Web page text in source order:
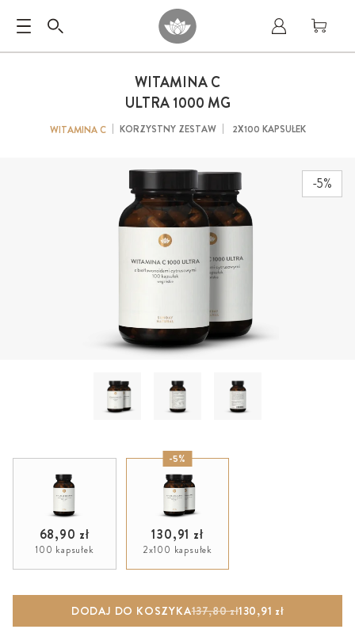
-5%
WITAMINA C
ULTRA 1000 MG
WITAMINA C KORZYSTNY ZESTAW 2X100 KAPSUŁEK
68,90 zł
100 kapsułek
-5%
130,91 zł
2x100 kapsułek
DODAJ DO KOSZYKA 130,91 zł
137,80 zł